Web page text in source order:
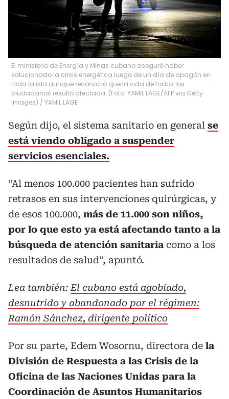
El ministerio de Energía y Minas cubano aseguró haber
solucionado la crisis energética luego de un día de apagón en
toda la isla aunque reconoció que la vida de todos los
ciudadanos resultó afectada. (Foto: YAMIL LAGE/AFP via Getty
Images) / YAMIL LAGE
Según dijo, el sistema sanitario en general se
está viendo obligado a suspender
servicios esenciales.
“Al menos 100.000 pacientes han sufrido
retrasos en sus intervenciones quirúrgicas, y
de esos 100.000, más de 11.000 son niños,
por lo que esto ya está afectando tanto a la
búsqueda de atención sanitaria como a los
resultados de salud”, apuntó.
Lea también: El cubano está agobiado,
desnutrido y abandonado por el régimen:
Ramón Sánchez, dirigente político
Por su parte, Edem Wosornu, directora de la
División de Respuesta a las Crisis de la
Oficina de las Naciones Unidas para la
Coordinación de Asuntos Humanitarios